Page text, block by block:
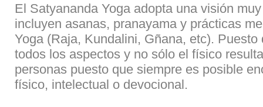
El Satyananda Yoga adopta una visión
incluyen asanas, pranayama y prácticas
Yoga (Raja, Kundalini, Gñana, etc).
todos los aspectos y no sólo el físico
personas puesto que siempre es posible
físico, intelectual o devocional.